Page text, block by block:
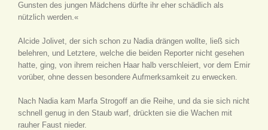
Gunsten des jungen Mädchens dürfte ihr eher schädlich als
nützlich werden.«
Alcide Jolivet, der sich schon zu Nadia drängen wollte, ließ sich
belehren, und Letztere, welche die beiden Reporter nicht gesehen
hatte, ging, von ihrem reichen Haar halb verschleiert, vor dem Emir
vorüber, ohne dessen besondere Aufmerksamkeit zu erwecken.
Nach Nadia kam Marfa Strogoff an die Reihe, und da sie sich nicht
schnell genug in den Staub warf, drückten sie die Wachen mit
rauher Faust nieder.